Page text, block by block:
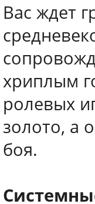
Вас ждет
хриплым
ролевых
золото, а
боя.